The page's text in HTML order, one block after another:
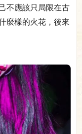
不應該只局限在古
麼樣的火花，後來